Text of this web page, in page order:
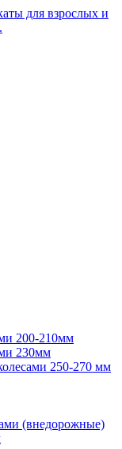
200-210мм
230мм
250-270 мм
(внедорожные)